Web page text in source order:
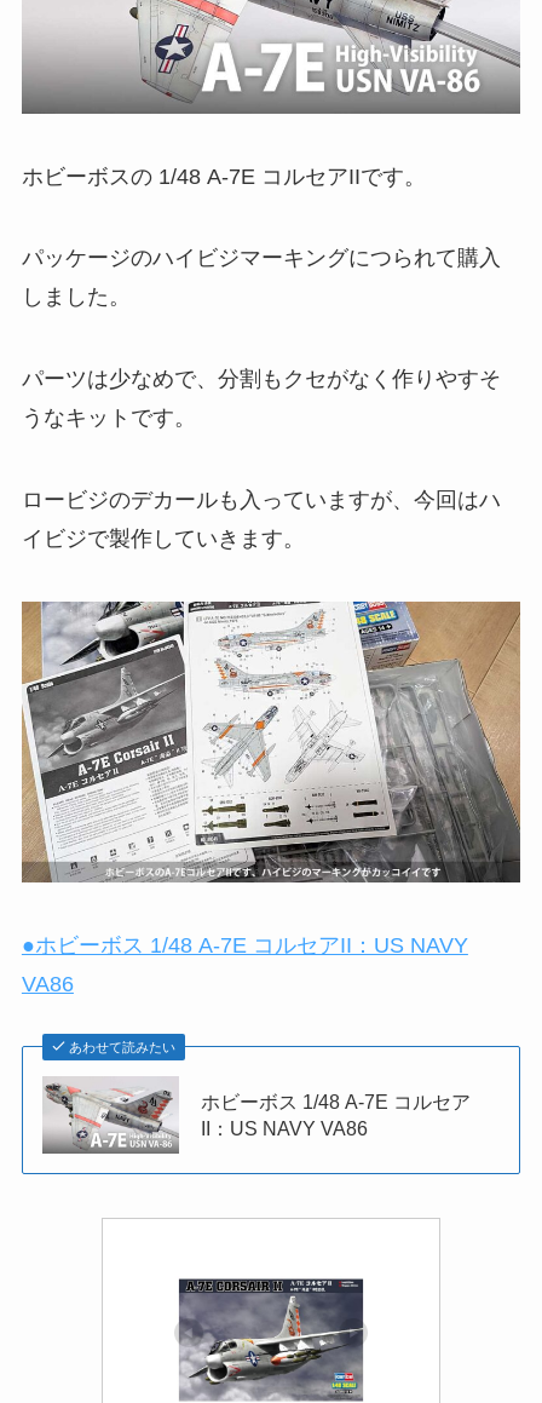
ホビーボスの 1/48 A-7E コルセアIIです。
パッケージのハイビジマーキングにつられて購入
しました。
パーツは少なめで、分割もクセがなく作りやすそ
うなキットです。
ロービジのデカールも入っていますが、今回はハ
イビジで製作していきます。
●ホビーボス 1/48 A-7E コルセアII：US NAVY
VA86
あわせて読みたい
ホビーボス 1/48 A-7E コルセア
II：US NAVY VA86